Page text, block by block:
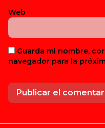
Web
Guarda mi nombre,
navegador para la